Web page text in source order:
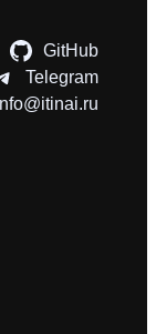
GitHub
Telegram